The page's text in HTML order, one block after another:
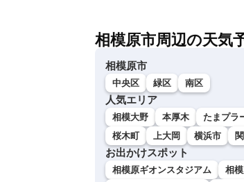
相模原市周辺の天気
相模原市
中央区 緑区 南区
人気エリア
相模大野 本厚木 たまプラ
桜木町
上大岡 横浜市
お出かけスポット
相模原ギオンスタジアム 相